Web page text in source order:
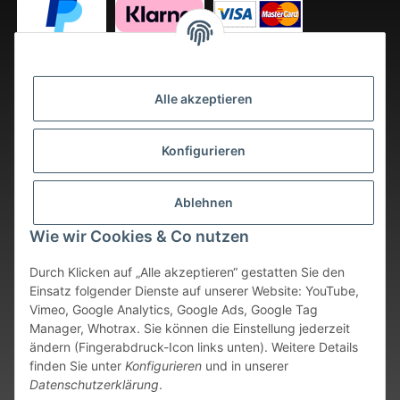
Alle akzeptieren
Konfigurieren
Ablehnen
Wie wir Cookies & Co nutzen
Durch Klicken auf „Alle akzeptieren“ gestatten Sie den
Einsatz folgender Dienste auf unserer Website: YouTube,
Vimeo, Google Analytics, Google Ads, Google Tag
Manager, Whotrax. Sie können die Einstellung jederzeit
ändern (Fingerabdruck-Icon links unten). Weitere Details
finden Sie unter Konfigurieren und in unserer
Datenschutzerklärung.
Vertrag widerrufen
* Alle Preise inkl. gesetzlicher USt., zzgl. Versand
. Bei sofort
verfügbaren Artikeln erfolgt der Versand innerhalb von 24